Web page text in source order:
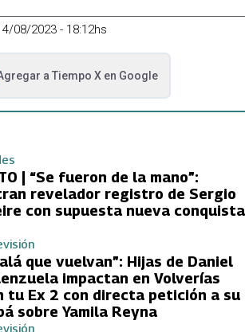
08/2023 - 18:12hs
a Tiempo Xen Google
nueva pestaña
| “Se fueron de la mano”:
revelador registro de Sergio
con supuesta nueva conquista
que vuelvan”: Hijas de Daniel
impactan en Volverías
tu Ex 2 con directa petición a su
sobre Yamila Reyna